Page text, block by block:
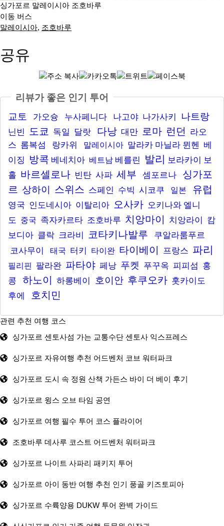
싱가포르 말레이시아 조호바루
이동 버스
말레이시아, 조호바루
공유
리뷰가 좋은 인기 투어
교토 가오슝 누사페니다 나고야 나가사키 나트랑
닌빈 도쿄 독일 달랏 다낭 대만 로마 런던 라오
스 롬복섬 랑카위 말레이시아 말라카 마닐라 뮌헨 베
이징 방콕 베네치아 베트남 베를린 발리 보라카이 보
홀 바르셀로나 빈탄 사파 세부 셈포르나
싱가포
르 상하이 스위스 스페인 수빅 시코쿠 일본 유럽
영국 인도네시아 이탈리아 오사카 오키나와 엘니
도 중국 족자카르타 조호바루 치앙마이 치앙라이 캄
보디아 클락 크라비 코타키나발루
쿠알라룸푸르
코사무이
태국 터키 타이완 타이베이 프랑스 파리
필리핀 팔라완 파타야 페낭 푸켓 푸꾸옥 피피섬 홍
콩
하노이 하롱베이 호이안 후쿠오카 홋카이도
후에
호치민
관련 추천 여행 코스
싱가포르 센토사섬 가는 교통수단 센토사 익스프레스
싱가포르 자유여행 추천 어드벤처 코브 워터파크
싱가포르 도시 속 정원 산책 가든스 바이 더 베이 후기
싱가포르 윙스 오브 타임 공연
싱가포르 여행 필수 투어 코스 플라이어
조호바루 데사루 코스트 어드벤처 워터파크
싱가포르 나이트 사파리 패키지 투어
싱가포르 아이 동반 여행 추천 인기 풍골 키즈토피아
싱가포르 수륙양용 DUKW 투어 완벽 가이드